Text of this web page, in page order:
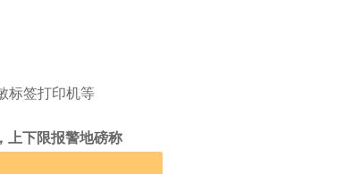
标签打印机等
上下限报警地磅称